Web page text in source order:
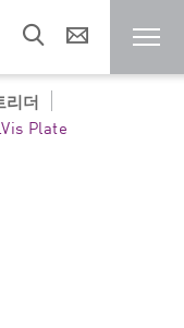
리더
Plate